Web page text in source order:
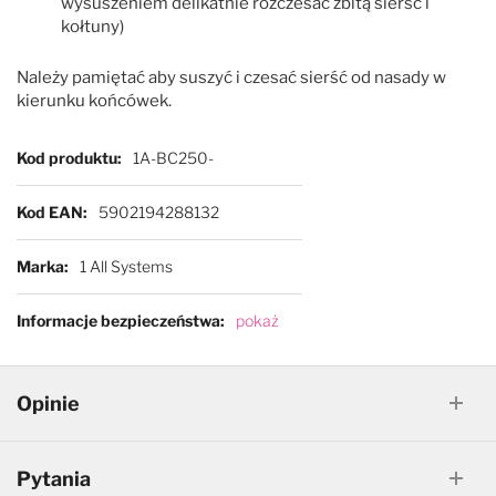
kołtuny)
Należy pamiętać aby suszyć i czesać sierść od nasady w
kierunku końcówek.
Więcej informacji
Kod produktu 1A-BC250-
Kod EAN 5902194288132
Marka 1 All Systems
Informacje bezpieczeństwa pokaż
Opinie
Pytania